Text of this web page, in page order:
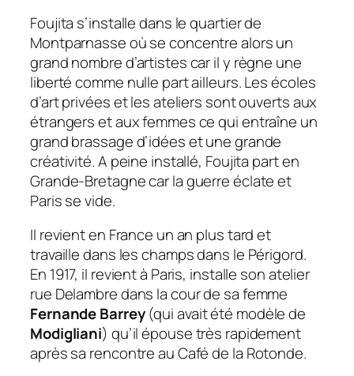
Foujita s’installe dans le quartier de
Montparnasse où se concentre alors un
grand nombre d’artistes car il y règne une
liberté comme nulle part ailleurs. Les écoles
d’art privées et les ateliers sont ouverts aux
étrangers et aux femmes ce qui entraîne un
grand brassage d’idées et une grande
créativité. A peine installé, Foujita part en
Grande-Bretagne car la guerre éclate et
Paris se vide.
Il revient en France un an plus tard et
travaille dans les champs dans le Périgord.
En 1917, il revient à Paris, installe son atelier
rue Delambre dans la cour de sa femme
Fernande Barrey(qui avait été modèle de
Modigliani) qu’il épouse très rapidement
après sa rencontre au Café de la Rotonde.